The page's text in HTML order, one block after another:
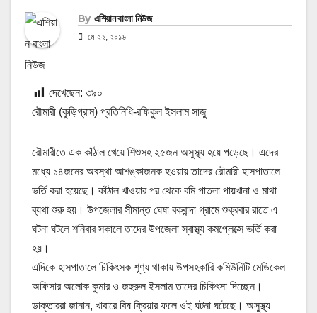
By এশিয়ান বাংলা নিউজ
মে ২২, ২০১৬
দেখেছেন: ৩৯০
রৌমারী (কুড়িগ্রাম) প্রতিনিধি-রফিকুল ইসলাম সাজু
রৌমারীতে এক কাঁঠাল খেয়ে শিশুসহ ২৫জন অসুস্থ্য হয়ে পড়েছে। এদের
মধ্যে ১৪জনের অবস্থা আশঙ্কাজনক হওয়ায় তাদের রৌমারী হাসপাতালে
ভর্তি করা হয়েছে। কাঁঠাল খাওয়ার পর থেকে বমি পাতলা পায়খানা ও মাথা
ব্যথা শুরু হয়। উপজেলার সীমান্ত ঘেষা বকবান্দা গ্রামে শুক্রবার রাতে এ
ঘটনা ঘটলে শনিবার সকালে তাদের উপজেলা স্বাস্থ্য কমপ্লেক্সে ভর্তি করা
হয়।
এদিকে হাসপাতালে চিকিৎসক শূণ্য থাকায় উপসহকারি কমিউনিটি মেডিকেল
অফিসার অলোক কুমার ও জহুরুল ইসলাম তাদের চিকিৎসা দিচ্ছেন।
ডাক্তাররা জানান, খাবারে বিষ ক্রিয়ার ফলে ওই ঘটনা ঘটেছে। অসুস্থ্য